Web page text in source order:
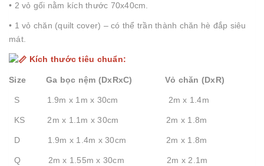
• 2 vỏ gối nằm kích thước 70x40cm.
• 1 vỏ chăn (quilt cover) – có thể trần thành chăn hè đắp siêu
mát.
Kích thước tiêu chuẩn:
Size Ga bọc nệm (DxRxC) Vỏ chăn (DxR)
S 1.9m x 1m x 30cm 2m x 1.4m
KS 2m x 1.1m x 30cm 2m x 1.8m
D 1.9m x 1.4m x 30cm 2m x 1.8m
Q 2m x 1.55m x 30cm 2m x 2.1m